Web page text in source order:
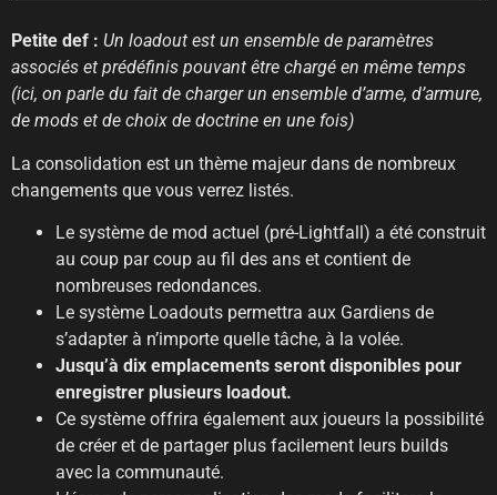
Petite def : Un loadout est un ensemble de paramètres
associés et prédéfinis pouvant être chargé en même temps
(ici, on parle du fait de charger un ensemble d’arme, d’armure,
de mods et de choix de doctrine en une fois)
La consolidation est un thème majeur dans de nombreux
changements que vous verrez listés.
Le système de mod actuel (pré-Lightfall) a été construit
au coup par coup au fil des ans et contient de
nombreuses redondances.
Le système Loadouts permettra aux Gardiens de
s’adapter à n’importe quelle tâche, à la volée.
Jusqu’à dix emplacements seront disponibles pour
enregistrer plusieurs loadout.
Ce système offrira également aux joueurs la possibilité
de créer et de partager plus facilement leurs builds
avec la communauté.